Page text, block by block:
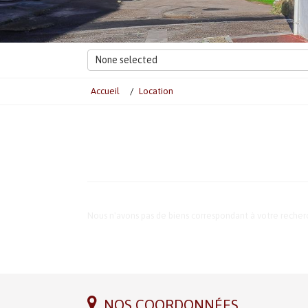
None selected
Accueil Location
NOS COORDONNÉES